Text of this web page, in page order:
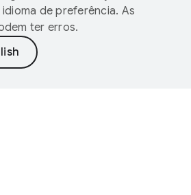
de preferência. As
ter erros.